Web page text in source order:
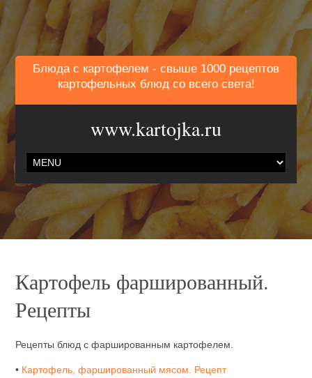
Блюда с картофелем - свыше 1000 рецептов
картофельных блюд со всего света!
www.kartojka.ru
Картофель фаршированный.
Рецепты
Рецепты блюд с фаршированным картофелем.
• Картофель, фаршированный мясом. Рецепт